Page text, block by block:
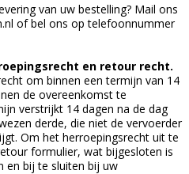
van uw bestelling? Mail ons
of bel ons op telefoonnummer
en retour recht.
om binnen een termijn van 14
de overeenkomst te
verstrijkt 14 dagen na de dag
derde, die niet de vervoerder
Om het herroepingsrecht uit te
formulier, wat bijgesloten is
en bij te sluiten bij uw